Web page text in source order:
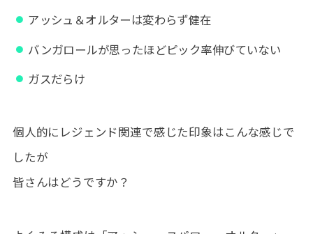
アッシュ＆オルターは変わらず健在
バンガロールが思ったほどピック率伸びていない
ガスだらけ
個人的にレジェンド関連で感じた印象はこんな感じで
したが
皆さんはどうですか？